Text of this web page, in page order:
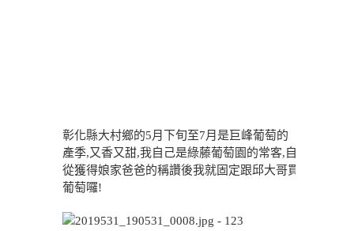
彰化縣大村鄉的5月下旬至7月是巨峰葡萄的
產季,又香又甜,我自己是綠藤葡萄園的常客,自
從獲得娘家爸爸的稱讚後我就固定跟邱大哥買
葡萄囉!